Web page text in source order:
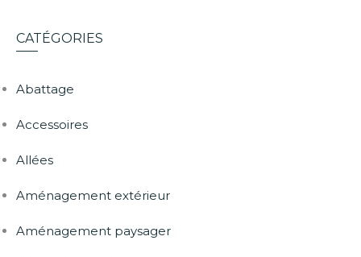
CATÉGORIES
Abattage
Accessoires
Allées
Aménagement extérieur
Aménagement paysager